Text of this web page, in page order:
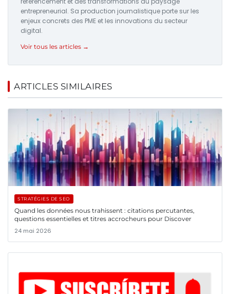
entrepreneurial. Sa production journalistique porte sur les
enjeux concrets des PME et les innovations du secteur
digital.
Voir tous les articles →
ARTICLES SIMILAIRES
STRATÉGIES DE SEO
Quand les données nous trahissent : citations percutantes,
questions essentielles et titres accrocheurs pour Discover
24 mai 2026